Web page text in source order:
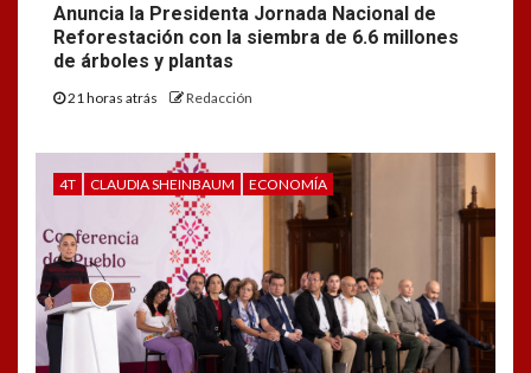
Anuncia la Presidenta Jornada Nacional de
Reforestación con la siembra de 6.6 millones
de árboles y plantas
21 horas atrás Redacción
4T CLAUDIA SHEINBAUM ECONOMÍA